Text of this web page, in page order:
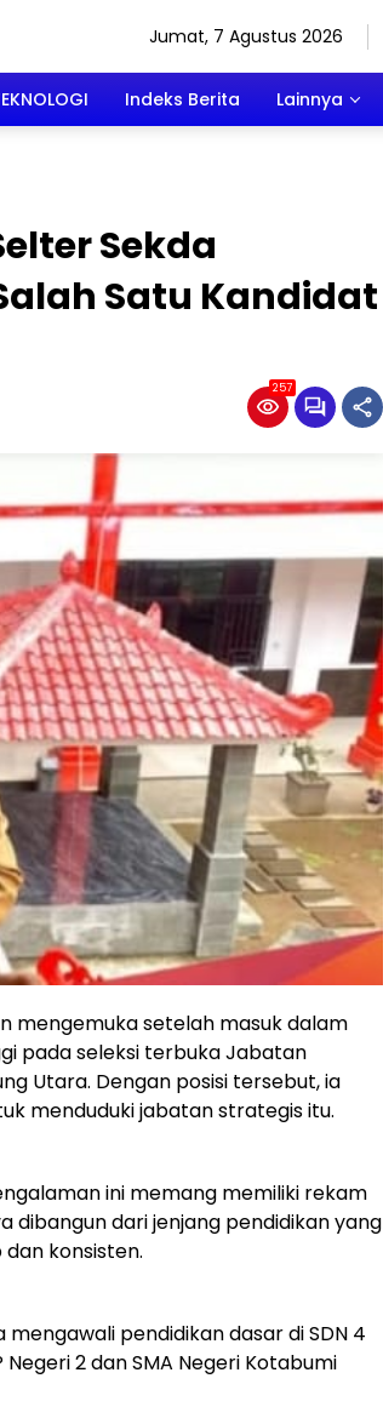
Jumat, 7 Agustus 2026
Indeks Berita Lainnya
Sekda
Satu Kandidat
257
mengemuka setelah masuk dalam
pada seleksi terbuka Jabatan
Utara. Dengan posisi tersebut, ia
menduduki jabatan strategis itu.
ini memang memiliki rekam
dibangun dari jenjang pendidikan yang
konsisten.
pendidikan dasar di SDN 4
2 dan SMA Negeri Kotabumi